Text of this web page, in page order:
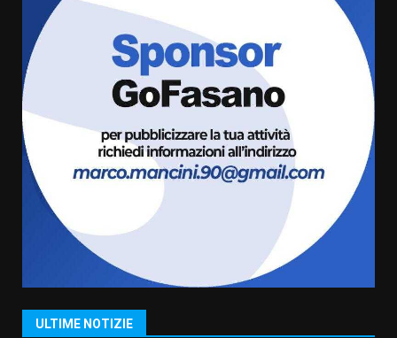
ULTIME NOTIZIE
Carta d’identità: continua il piano
di aperture straordinarie del
Comune di Fasano
6 Agosto 2026 14:16
Grazia Neglia, coordinatrice
cittadina di Fratelli d’Italia,
pronta a tornare in Consiglio
comunale
6 Agosto 2026 08:00
1
Savelletri in festa, domani sera
grande spettacolo con Uccio De